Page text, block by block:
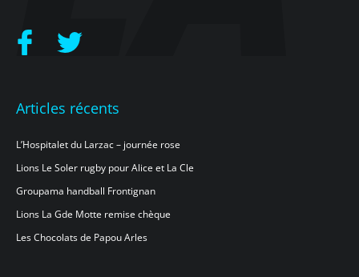
Articles récents
L’Hospitalet du Larzac – journée rose
Lions Le Soler rugby pour Alice et La Cle
Groupama handball Frontignan
Lions La Gde Motte remise chèque
Les Chocolats de Papou Arles